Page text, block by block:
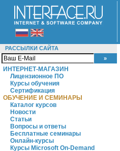
РАССЫЛКИ САЙТА
ИНТЕРНЕТ-МАГАЗИН
Лицензионное ПО
Курсы обучения
Сертификация
ОБУЧЕНИЕ И СЕМИНАРЫ
Каталог курсов
Новости
Статьи
Вопросы и ответы
Бесплатные семинары
Онлайн-курсы
Курсы Microsoft On-Demand